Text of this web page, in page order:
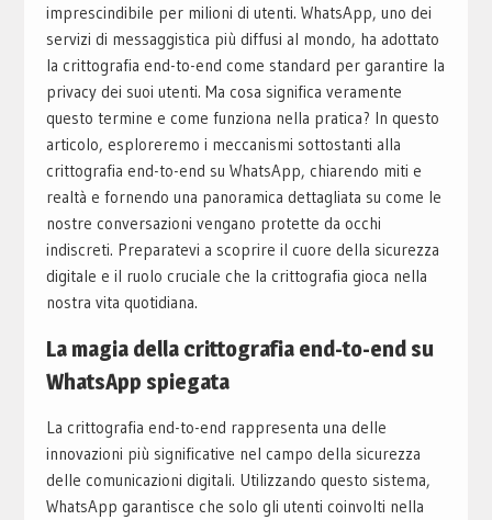
imprescindibile per milioni di utenti. WhatsApp, uno dei
servizi di messaggistica più diffusi al mondo, ha adottato
la crittografia end-to-end come standard per garantire la
privacy dei suoi utenti. Ma cosa significa veramente
questo termine e come funziona nella pratica? In questo
articolo, esploreremo i meccanismi sottostanti alla
crittografia end-to-end su WhatsApp, chiarendo miti e
realtà e fornendo una panoramica dettagliata su come le
nostre conversazioni vengano protette da occhi
indiscreti. Preparatevi a scoprire il cuore della sicurezza
digitale e il ruolo cruciale che la crittografia gioca nella
nostra vita quotidiana.
La magia della crittografia end-to-end su
WhatsApp spiegata
La crittografia end-to-end rappresenta una delle
innovazioni più significative nel campo della sicurezza
delle comunicazioni digitali. Utilizzando questo sistema,
WhatsApp garantisce che solo gli utenti coinvolti nella